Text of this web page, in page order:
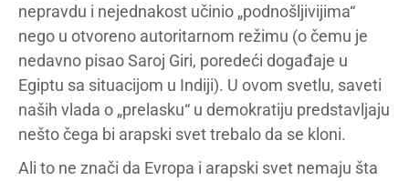
nepravdu i nejednakost učinio „podnošljivijima“
nego u otvoreno autoritarnom režimu (o čemu je
nedavno pisao Saroj Giri, poredeći događaje u
Egiptu sa situacijom u Indiji). U ovom svetlu, saveti
naših vlada o „prelasku“ u demokratiju predstavljaju
nešto čega bi arapski svet trebalo da se kloni.
Ali to ne znači da Evropa i arapski svet nemaju šta